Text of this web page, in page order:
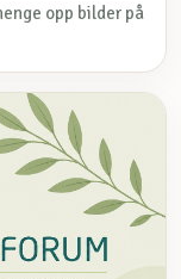
opp bilder på